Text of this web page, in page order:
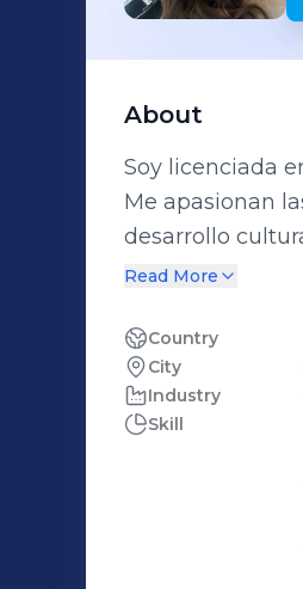
About
Soy licenciada
Me apasionan
desarrollo cultural. Tuve la oportunidad de realizar prácticas
Embajada de
intercultural,
también realicé
experiencia en
seguir
habilidades
Read More
Country
City
Industry
Skill